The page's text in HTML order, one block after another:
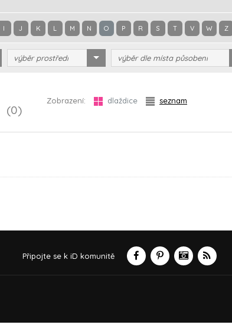
I J K L M N O P R S T V W Z
výběr prostředí výběr dle místa působení
(0)
Zobrazení: dlaždice seznam
Připojte se k iD komunitě